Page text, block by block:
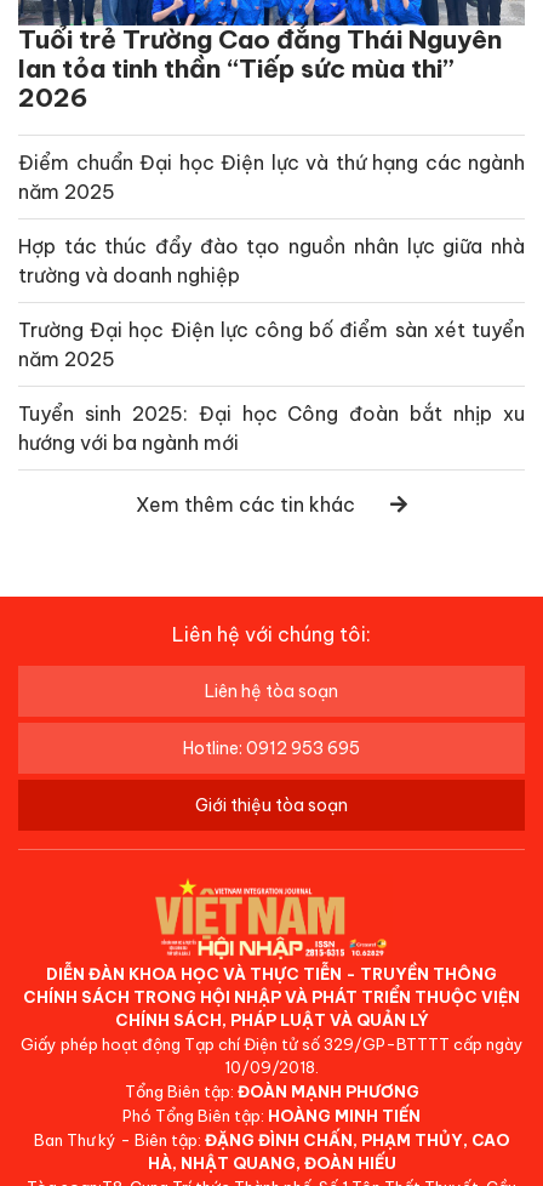
Tuổi trẻ Trường Cao đẳng Thái Nguyên
lan tỏa tinh thần “Tiếp sức mùa thi”
2026
Điểm chuẩn Đại học Điện lực và thứ hạng các ngành
năm 2025
Hợp tác thúc đẩy đào tạo nguồn nhân lực giữa nhà
trường và doanh nghiệp
Trường Đại học Điện lực công bố điểm sàn xét tuyển
năm 2025
Tuyển sinh 2025: Đại học Công đoàn bắt nhịp xu
hướng với ba ngành mới
Xem thêm các tin khác
Liên hệ với chúng tôi:
Liên hệ tòa soạn
Hotline: 0912 953 695
Giới thiệu tòa soạn
DIỄN ĐÀN KHOA HỌC VÀ THỰC TIỄN - TRUYỀN THÔNG
CHÍNH SÁCH TRONG HỘI NHẬP VÀ PHÁT TRIỂN THUỘC VIỆN
CHÍNH SÁCH, PHÁP LUẬT VÀ QUẢN LÝ
Giấy phép hoạt động Tạp chí Điện tử số 329/GP-BTTTT cấp ngày
10/09/2018.
Tổng Biên tập: ĐOÀN MẠNH PHƯƠNG
Phó Tổng Biên tập: HOÀNG MINH TIẾN
Ban Thư ký - Biên tập: ĐẶNG ĐÌNH CHẤN, PHẠM THỦY, CAO
HÀ, NHẬT QUANG, ĐOÀN HIẾU